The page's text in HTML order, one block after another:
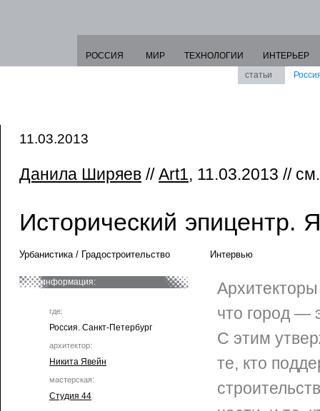
РОССИЯ МИР ТЕХНОЛОГИИ
ИНТЕРЬЕР
статьи
11.03.2013
Данила Ширяев //Art1, 11.03.2013 //
Исторический эпицентр.
Урбанистика / Градостроительство Интервью
информация:
где:
Россия. Санкт-Петербург
архитектор:
Никита Явейн
мастерская:
Студия 44
что город —
С этим
те, кто